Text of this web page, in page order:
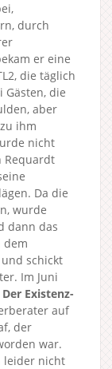
durch
er eine
die täglich
Gästen, die
aber
ihm
nicht
Requardt
Da die
wurde
dann das
dem
schickt
Im Juni
Existenz-
auf
der
war.
leider nicht